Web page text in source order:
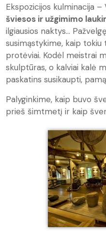
Ekspozicijos kulminacija
šviesos ir užgimimo
ilgiausios naktys...
susimąstykime, kaip tokiu
protėviai. Kodėl meistrai
skulptūras, o kalviai kalė
paskatins susikaupti,
Palyginkime, kaip buvo
prieš šimtmetį ir kaip